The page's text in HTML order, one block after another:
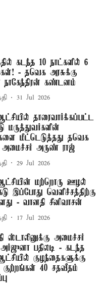
கடந்த 10 நாட்களில் 6
- தவெக அரசுக்கு
நாகேந்திரன் கண்டனம்
31 Jul 2026
தாரைவார்க்கப்பட்ட
மருத்துவர்களின்
மீட்டெடுத்தது தவெக
அமைச்சர் அருண் ராஜ்
29 Jul 2026
ஆட்சியின் மற்றொரு ஊழல்
இப்போது வெளிச்சத்திற்கு
- வானதி சீனிவாசன்
17 Jul 2026
ஸ்டாலினுக்கு அமைச்சர்
பதிலடி - கடந்த
குழந்தைகளுக்கு
குற்றங்கள் 40 சதவீதம்